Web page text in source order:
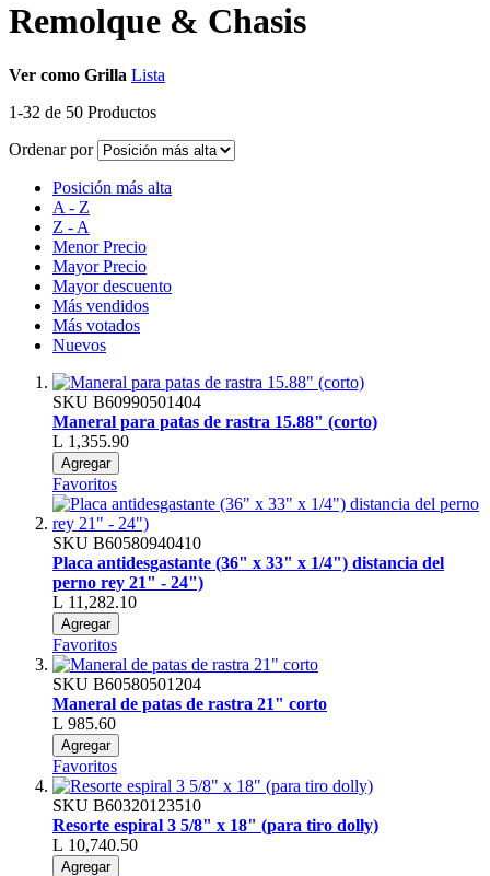
Remolque & Chasis
Ver como Grilla Lista
1-32 de 50 Productos
Ordenar por
Posición más alta
A - Z
Z - A
Menor Precio
Mayor Precio
Mayor descuento
Más vendidos
Más votados
Nuevos
SKU B60990501404
Maneral para patas de rastra 15.88" (corto)
L 1,355.90
Agregar
Favoritos
SKU B60580940410
Placa antidesgastante (36" x 33" x 1/4") distancia del
perno rey 21" - 24")
L 11,282.10
Agregar
Favoritos
SKU B60580501204
Maneral de patas de rastra 21" corto
L 985.60
Agregar
Favoritos
SKU B60320123510
Resorte espiral 3 5/8" x 18" (para tiro dolly)
L 10,740.50
Agregar